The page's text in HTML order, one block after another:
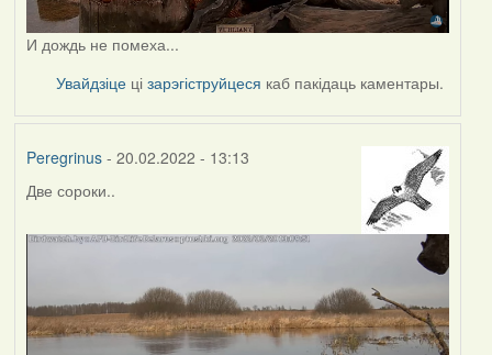
И дождь не помеха...
Увайдзіце цізарэгіструйцеся каб пакідаць каментары.
Peregrinus- 20.02.2022 - 13:13
Две сороки..